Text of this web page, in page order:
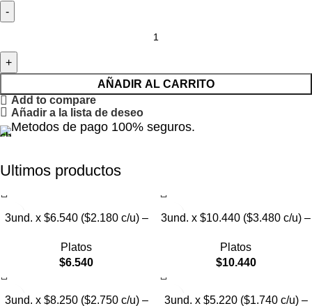
AÑADIR AL CARRITO
Add to compare
Añadir a la lista de deseo
Metodos de pago 100% seguros.
Ultimos productos
3und. x $6.540 ($2.180 c/u) –
con Diseño Decorativo
Platos
$6.540
3und. x $10.440 ($3.480 c/u) –
con Bowl de Acero
Platos
$10.440
3und. x $8.250 ($2.750 c/u) –
3und. x $5.220 ($1.740 c/u) –